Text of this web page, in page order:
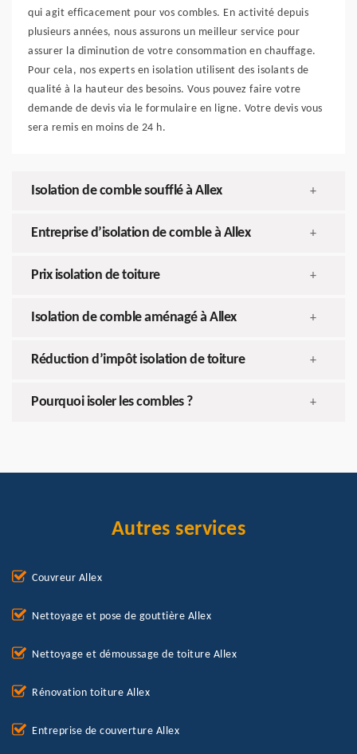
qui agit efficacement pour vos combles. En activité depuis
plusieurs années, nous assurons un meilleur service pour
assurer la diminution de votre consommation en chauffage.
Pour cela, nos experts en isolation utilisent des isolants de
qualité à la hauteur des besoins. Vous pouvez faire votre
demande de devis via le formulaire en ligne. Votre devis vous
sera remis en moins de 24 h.
Isolation de comble soufflé à Allex +
Entreprise d’isolation de comble à Allex +
Prix isolation de toiture +
Isolation de comble aménagé à Allex +
Réduction d’impôt isolation de toiture +
Pourquoi isoler les combles ? +
Autres services
Couvreur Allex
Nettoyage et pose de gouttière Allex
Nettoyage et démoussage de toiture Allex
Rénovation toiture Allex
Entreprise de couverture Allex